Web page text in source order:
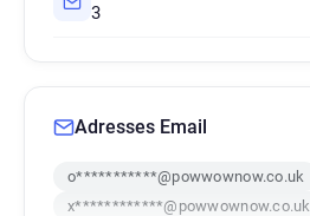
3
Adresses Email
o***********@powwownow.co.uk
x************@powwownow.co.uk